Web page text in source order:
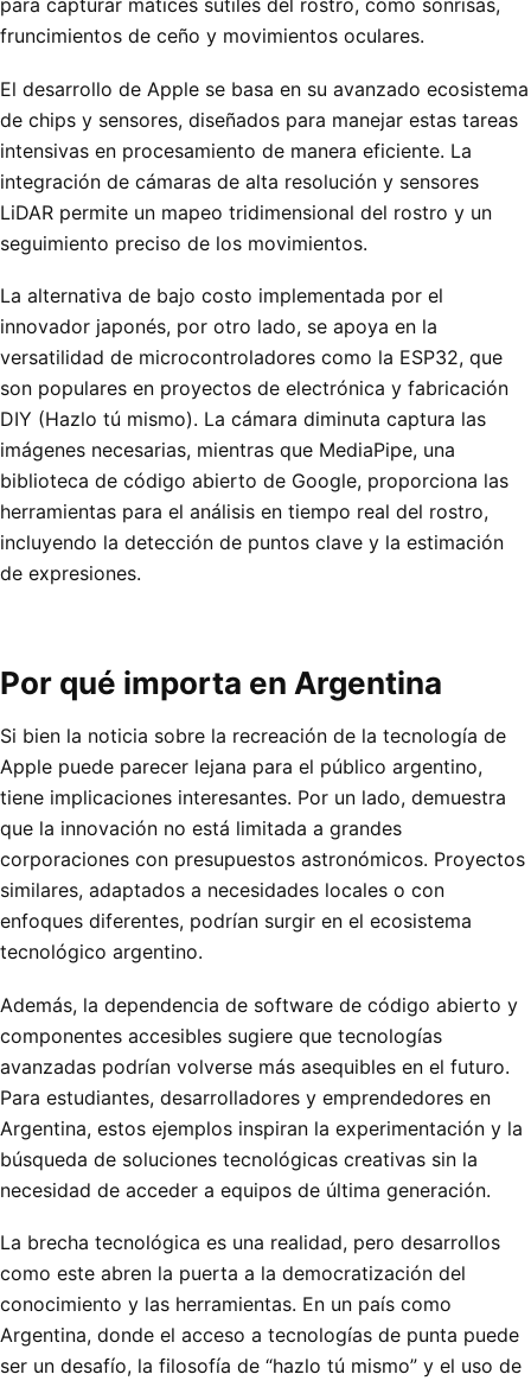
para capturar matices sutiles del rostro, como sonrisas,
fruncimientos de ceño y movimientos oculares.
El desarrollo de Apple se basa en su avanzado ecosistema
de chips y sensores, diseñados para manejar estas tareas
intensivas en procesamiento de manera eficiente. La
integración de cámaras de alta resolución y sensores
LiDAR permite un mapeo tridimensional del rostro y un
seguimiento preciso de los movimientos.
La alternativa de bajo costo implementada por el
innovador japonés, por otro lado, se apoya en la
versatilidad de microcontroladores como la ESP32, que
son populares en proyectos de electrónica y fabricación
DIY (Hazlo tú mismo). La cámara diminuta captura las
imágenes necesarias, mientras que MediaPipe, una
biblioteca de código abierto de Google, proporciona las
herramientas para el análisis en tiempo real del rostro,
incluyendo la detección de puntos clave y la estimación
de expresiones.
Por qué importa en Argentina
Si bien la noticia sobre la recreación de la tecnología de
Apple puede parecer lejana para el público argentino,
tiene implicaciones interesantes. Por un lado, demuestra
que la innovación no está limitada a grandes
corporaciones con presupuestos astronómicos. Proyectos
similares, adaptados a necesidades locales o con
enfoques diferentes, podrían surgir en el ecosistema
tecnológico argentino.
Además, la dependencia de software de código abierto y
componentes accesibles sugiere que tecnologías
avanzadas podrían volverse más asequibles en el futuro.
Para estudiantes, desarrolladores y emprendedores en
Argentina, estos ejemplos inspiran la experimentación y la
búsqueda de soluciones tecnológicas creativas sin la
necesidad de acceder a equipos de última generación.
La brecha tecnológica es una realidad, pero desarrollos
como este abren la puerta a la democratización del
conocimiento y las herramientas. En un país como
Argentina, donde el acceso a tecnologías de punta puede
ser un desafío, la filosofía de “hazlo tú mismo” y el uso de